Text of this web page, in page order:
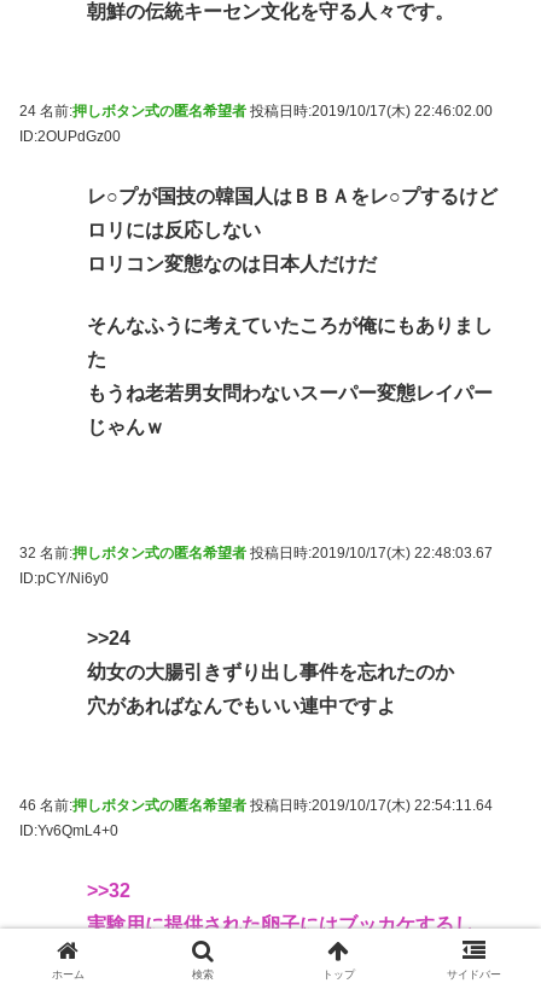
朝鮮の伝統キーセン文化を守る人々です。
24 名前:押しボタン式の匿名希望者 投稿日時:2019/10/17(木) 22:46:02.00
ID:2OUPdGz00
レ○プが国技の韓国人はＢＢＡをレ○プするけど
ロリには反応しない
ロリコン変態なのは日本人だけだ
そんなふうに考えていたころが俺にもありまし
た
もうね老若男女問わないスーパー変態レイパー
じゃんｗ
32 名前:押しボタン式の匿名希望者 投稿日時:2019/10/17(木) 22:48:03.67
ID:pCY/Ni6y0
>>24
幼女の大腸引きずり出し事件を忘れたのか
穴があればなんでもいい連中ですよ
46 名前:押しボタン式の匿名希望者 投稿日時:2019/10/17(木) 22:54:11.64
ID:Yv6QmL4+0
>>32
実験用に提供された卵子にはブッカケするし、
投身自サツした70近いBBAですら死姦するから
ホーム 検索 トップ サイドバー